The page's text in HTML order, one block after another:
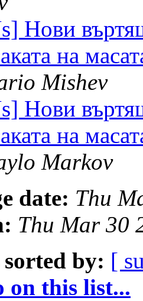
Нови
на
Mishev
Нови
на
Markov
date: Thu
Thu Mar 30
sorted by: [
on this list...